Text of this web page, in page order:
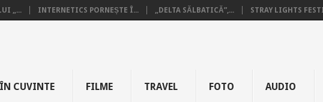
„... INTERNETICS PORNEȘTE Î... „DELTA SĂLBATICĂ”,... STRAY LIGHTS
ÎN CUVINTE FILME TRAVEL FOTO AUDIO